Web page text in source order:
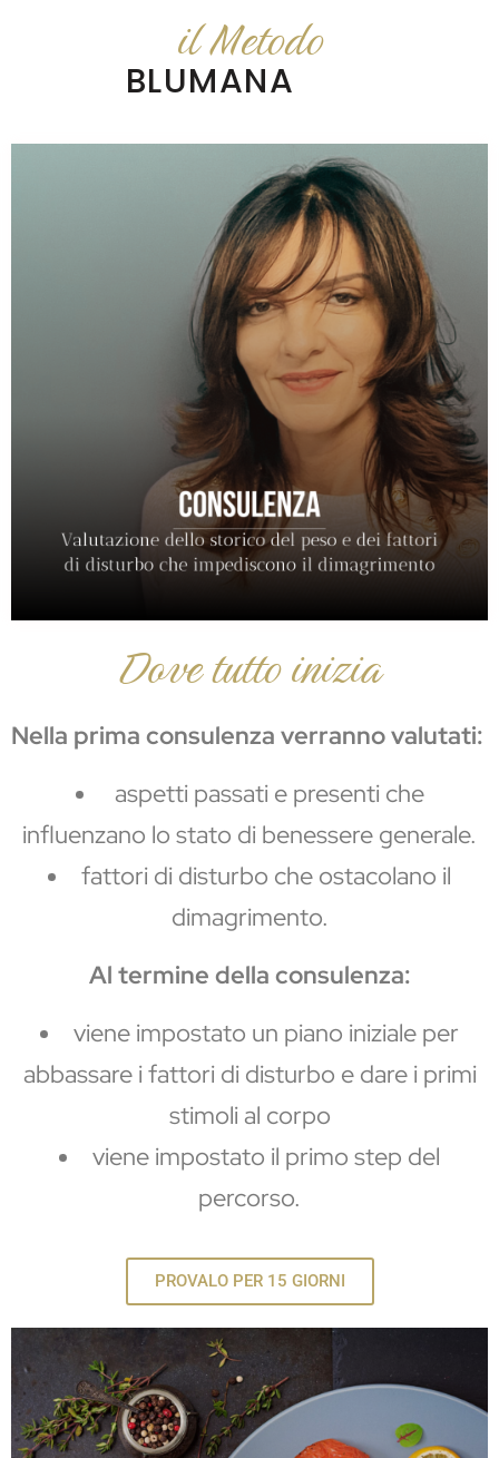
il Metodo
BLUMANA
Dove tutto inizia
Nella prima consulenza verranno valutati:
aspetti passati e presenti che
influenzano lo stato di benessere generale.
fattori di disturbo che ostacolano il
dimagrimento.
Al termine della consulenza:
viene impostato un piano iniziale per
abbassare i fattori di disturbo e dare i primi
stimoli al corpo
viene impostato il primo step del
percorso.
PROVALO PER 15 GIORNI